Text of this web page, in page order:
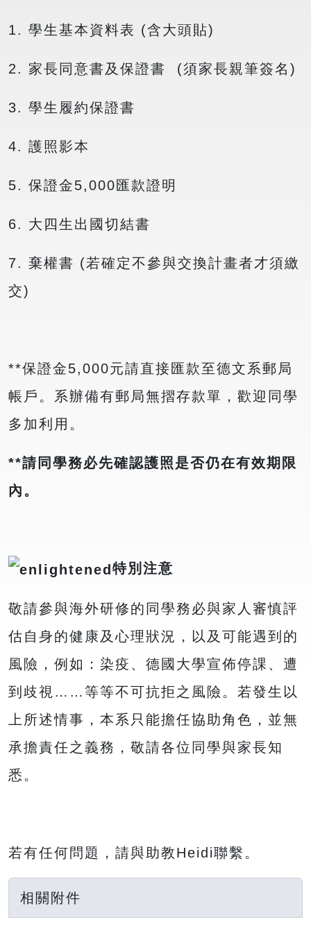
1. 學生基本資料表 (含大頭貼)
2. 家長同意書及保證書 (須家長親筆簽名)
3. 學生履約保證書
4. 護照影本
5. 保證金5,000匯款證明
6. 大四生出國切結書
7. 棄權書 (若確定不參與交換計畫者才須繳
交)
**保證金5,000元請直接匯款至德文系郵局
帳戶。系辦備有郵局無摺存款單，歡迎同學
多加利用。
**請同學務必先確認護照是否仍在有效期限
內。
特別注意
敬請參與海外研修的同學務必與家人審慎評
估自身的健康及心理狀況，以及可能遇到的
風險，例如：染疫、德國大學宣佈停課、遭
到歧視……等等不可抗拒之風險。若發生以
上所述情事，本系只能擔任協助角色，並無
承擔責任之義務，敬請各位同學與家長知
悉。
若有任何問題，請與助教Heidi聯繫。
相關附件